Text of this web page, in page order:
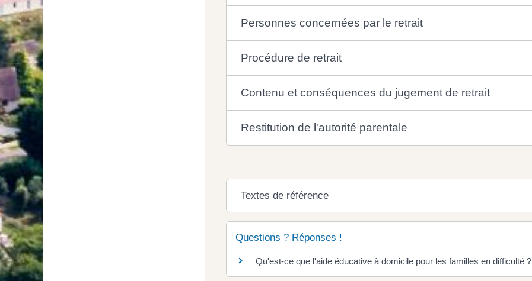
Personnes concernées par le retrait
Procédure de retrait
Contenu et conséquences du jugement de retrait
Restitution de l'autorité parentale
Textes de référence
Questions ? Réponses !
Qu'est-ce que l'aide éducative à domicile pour les familles en difficulté ?